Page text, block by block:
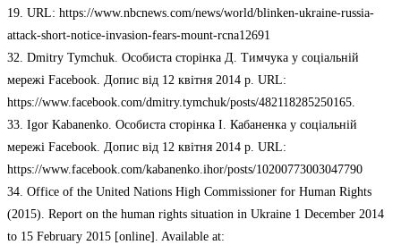
19. URL: https://www.nbcnews.com/news/world/blinken-ukraine-russia-
attack-short-notice-invasion-fears-mount-rcna12691
32. Dmitry Tymchuk. Особиста сторінка Д. Тимчука у соціальній
мережі Facebook. Допис від 12 квітня 2014 р. URL:
https://www.facebook.com/dmitry.tymchuk/posts/482118285250165.
33. Igor Kabanenko. Особиста сторінка І. Кабаненка у соціальній
мережі Facebook. Допис від 12 квітня 2014 р. URL:
https://www.facebook.com/kabanenko.ihor/posts/10200773003047790
34. Office of the United Nations High Commissioner for Human Rights
(2015). Report on the human rights situation in Ukraine 1 December 2014
to 15 February 2015 [online]. Available at: